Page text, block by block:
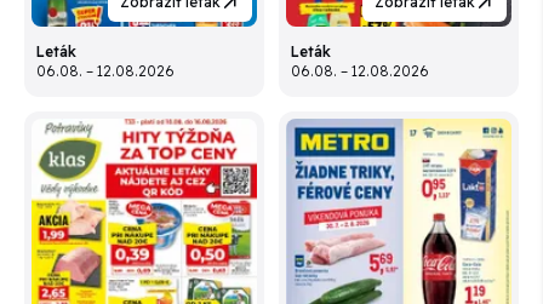
Leták
06.08. – 12.08.2026
Leták
06.08. – 12.08.2026